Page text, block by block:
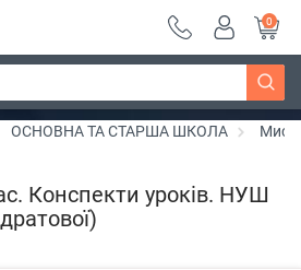
грн ~ 250 грн ~
Дізнатись більше
0
ОСНОВНА ТА СТАРША ШКОЛА
Конспекти уроків. НУШ